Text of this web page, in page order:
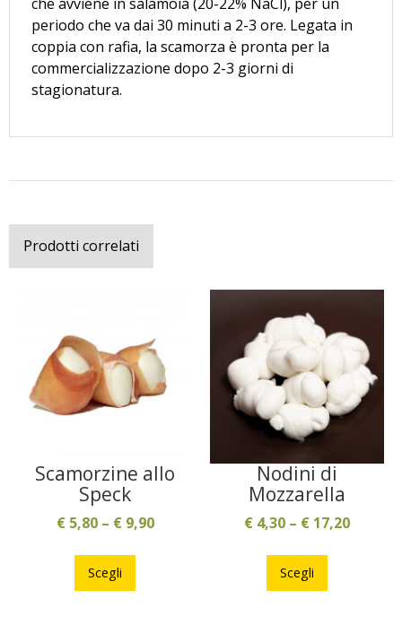
periodo che va dai 30 minuti a 2-3 ore. Legata in
coppia con rafia, la scamorza è pronta per la
commercializzazione dopo 2-3 giorni di
stagionatura.
Prodotti correlati
Scamorzine allo
Speck
€5,80– €9,90
Scegli
Questo
ha
Nodini di
Mozzarella
€ 4,30 – € 17,20
Scegli
Questo
ha